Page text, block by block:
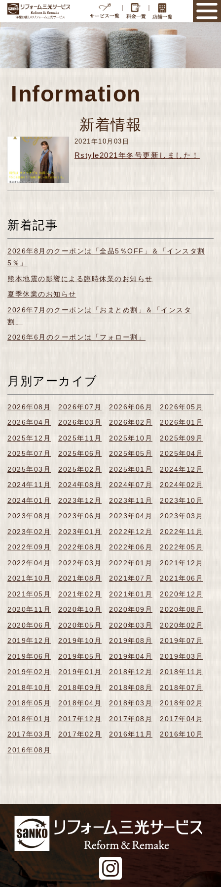
｜ ｜
Information
新着情報
2021年10月03日
Rstyle2021年冬号更新しました！
新着記事
2026年8月のクーポンは「全品5％OFF」＆「インスタ割
5％」
熊本地震の影響による臨時休業のお知らせ
夏季休業のお知らせ
2026年7月のクーポンは「おまとめ割」＆「インスタ
割」
2026年6月のクーポンは「フォロー割」
月別アーカイブ
2026年08月 2026年07月 2026年06月
2026年05月
2026年04月
2026年03月 2026年02月
2026年01月
2025年12月
2025年11月 2025年10月
2025年09月
2025年07月
2025年06月 2025年05月
2025年04月
2025年03月
2025年02月 2025年01月
2024年12月
2024年11月
2024年08月 2024年07月
2024年02月
2024年01月
2023年12月 2023年11月
2023年10月
2023年08月
2023年06月 2023年04月
2023年03月
2023年02月
2023年01月 2022年12月
2022年11月
2022年09月
2022年08月 2022年06月
2022年05月
2022年04月
2022年03月 2022年01月
2021年12月
2021年10月
2021年08月 2021年07月
2021年06月
2021年05月
2021年02月 2021年01月
2020年12月
2020年11月
2020年10月 2020年09月
2020年08月
2020年06月
2020年05月 2020年03月
2020年02月
2019年12月
2019年10月 2019年08月
2019年07月
2019年06月
2019年05月 2019年04月
2019年03月
2019年02月
2019年01月 2018年12月
2018年11月
2018年10月
2018年09月 2018年08月
2018年07月
2018年05月
2018年04月 2018年03月
2018年02月
2018年01月
2017年12月 2017年08月
2017年04月
2017年03月
2017年02月 2016年11月
2016年10月
2016年08月